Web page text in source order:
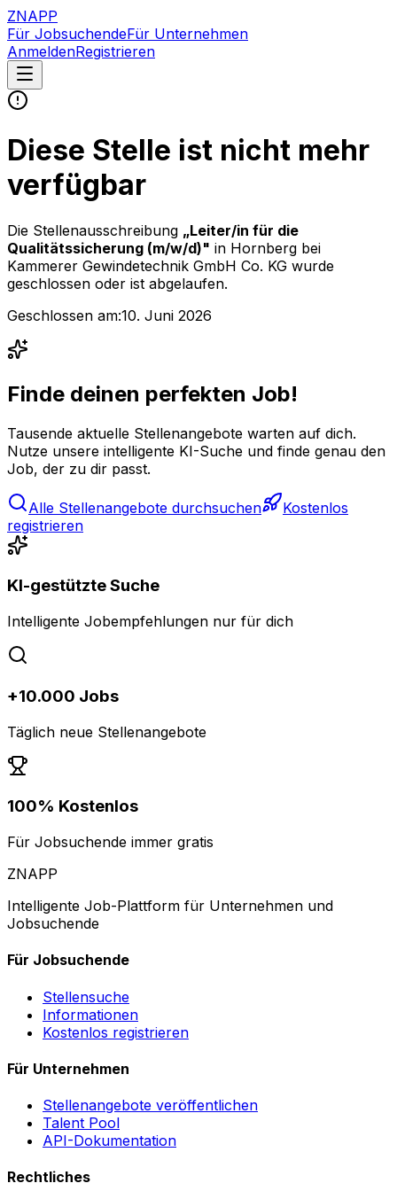
ZNAPP
Für JobsuchendeFür Unternehmen
AnmeldenRegistrieren
Diese Stelle ist nicht mehr
verfügbar
Die Stellenausschreibung „Leiter/in für die
Qualitätssicherung (m/w/d)" in Hornberg bei
Kammerer Gewindetechnik GmbH Co. KG wurde
geschlossen oder ist abgelaufen.
Geschlossen am:10. Juni 2026
Finde deinen perfekten Job!
Tausende aktuelle Stellenangebote warten auf dich.
Nutze unsere intelligente KI-Suche und finde genau den
Job, der zu dir passt.
Alle Stellenangebote durchsuchen
Kostenlos
registrieren
KI-gestützte Suche
Intelligente Jobempfehlungen nur für dich
+10.000 Jobs
Täglich neue Stellenangebote
100% Kostenlos
Für Jobsuchende immer gratis
ZNAPP
Intelligente Job-Plattform für Unternehmen und
Jobsuchende
Für Jobsuchende
Stellensuche
Informationen
Kostenlos registrieren
Für Unternehmen
Stellenangebote veröffentlichen
Talent Pool
API-Dokumentation
Rechtliches